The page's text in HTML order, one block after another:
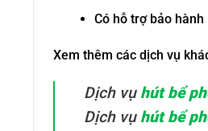
Có hỗ trợ bảo
Xem thêm các dịch vụ
Dịch vụ hút bể
Dịch vụ hút bể